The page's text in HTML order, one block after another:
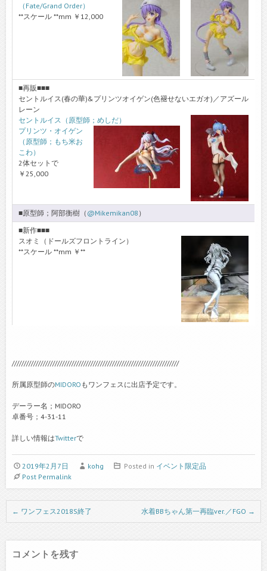
（Fate/Grand Order）
**スケール **mm ￥12,000
■再販■■■
セントルイス(春の華)&プリンツオイゲン(色褪せないエガオ)／アズール
レーン
セントルイス（原型師；めしだ）
プリンツ・オイゲン
（原型師；もち米お
こわ）
2体セットで
￥25,000
■原型師；阿部衡樹（ @Mikemikan08 ）
■新作■■■
スオミ（ドールズフロントライン）
**スケール **mm ￥**
//////////////////////////////////////////////////////////////////////
所属原型師のMIDORO もワンフェスに出店予定です。
デーラー名；MIDORO
卓番号；4-31-11
詳しい情報はTwitterで
2019年2月7日 kohg Posted in イベント限定品
Post Permalink
Post navigation
← ワンフェス2018S終了 水着BBちゃん第一再臨ver.／FGO →
コメントを残す